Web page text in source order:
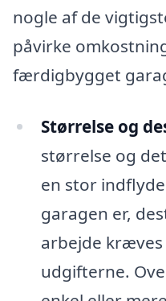
nogle af de
påvirke
færdigbygget
Størrelse og
størrelse og
en stor
garagen er,
arbejde kræves
udgifterne.